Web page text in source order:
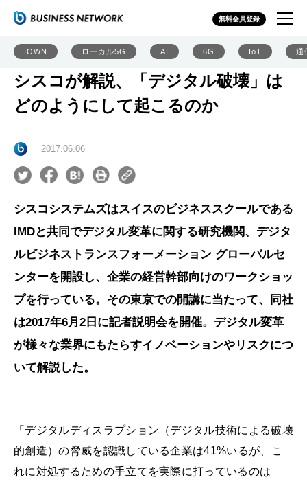
無料会員登録
IOWN ローカル5G AI 6G IoT 通
シスコが解説、「デジタル破壊」は
どのようにして起こるのか
2017.06.06
シスコシステムズはスイスのビジネススクールである
IMDと共同でデジタル変革に関する研究機関、デジタ
ルビジネストランスフォーメーション グローバルセ
ンターを開設し、企業の経営幹部向けのワークショッ
プを行っている。その東京での開講に当たって、同社
は2017年6月2日に記者説明会を開催。デジタル変革
が様々な業界にもたらすイノベーションやリスクにつ
いて解説した。
「デジタルディスラプション（デジタル技術による破壊
的創造）の脅威を認識している企業は41%いるが、こ
れに対処するための手立てを実際に打っているのは